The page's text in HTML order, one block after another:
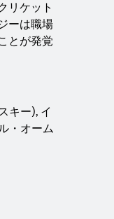
リケット
ーは職場
とが発覚
キー), イ
・オーム